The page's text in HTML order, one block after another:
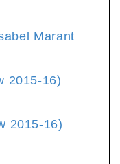
Marant
2015-16)
2015-16)